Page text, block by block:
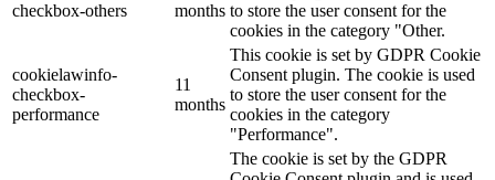
checkbox-others
months to store the user consent for the
cookies in the category "Other.
cookielawinfo-
checkbox-
performance
11
months
This cookie is set by GDPR Cookie
Consent plugin. The cookie is used
to store the user consent for the
cookies in the category
"Performance".
The cookie is set by the GDPR